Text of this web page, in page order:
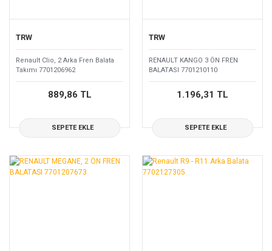
TRW
Renault Clio, 2 Arka Fren Balata
Takımı 7701206962
889,86 TL
SEPETE EKLE
TRW
RENAULT KANGO 3 ÖN FREN
BALATASI 7701210110
1.196,31 TL
SEPETE EKLE